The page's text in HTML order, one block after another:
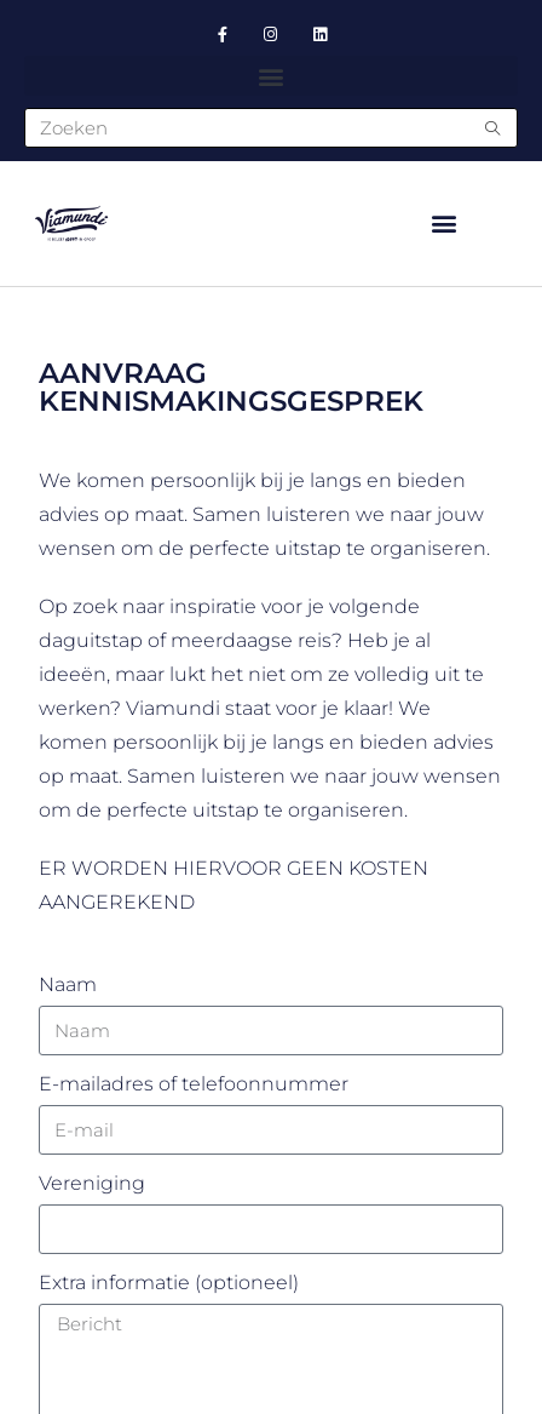
AANVRAAG
KENNISMAKINGSGESPREK
We komen persoonlijk bij je langs en bieden
advies op maat. Samen luisteren we naar jouw
wensen om de perfecte uitstap te organiseren.
Op zoek naar inspiratie voor je volgende
daguitstap of meerdaagse reis? Heb je al
ideeën, maar lukt het niet om ze volledig uit te
werken? Viamundi staat voor je klaar! We
komen persoonlijk bij je langs en bieden advies
op maat. Samen luisteren we naar jouw wensen
om de perfecte uitstap te organiseren.
ER WORDEN HIERVOOR GEEN KOSTEN
AANGEREKEND
Naam
E-mailadres of telefoonnummer
Vereniging
Extra informatie (optioneel)